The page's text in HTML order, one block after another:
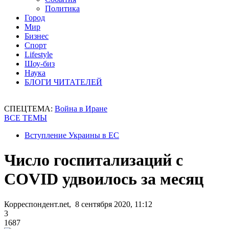
Политика
Город
Мир
Бизнес
Спорт
Lifestyle
Шоу-биз
Наука
БЛОГИ ЧИТАТЕЛЕЙ
СПЕЦТЕМА: Война в Иране
ВСЕ ТЕМЫ
Вступление Украины в ЕС
Число госпитализаций с
COVID удвоилось за месяц
Корреспондент.net, 8 сентября 2020, 11:12
3
1687